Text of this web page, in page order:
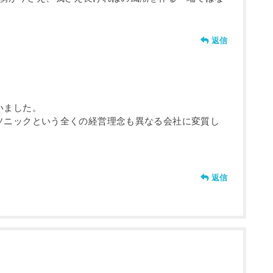
返信
した。
ックという全くの経営理念も異なる会社に変質し
返信